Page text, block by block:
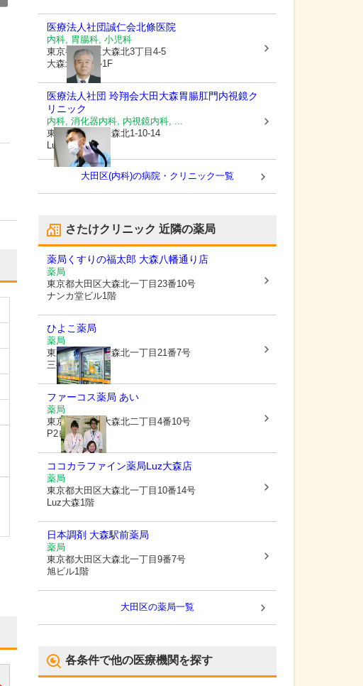
医療法人社団誠仁会北條医院
内科, 胃腸科, 小児科
東京都大田区大森北3丁目4-5
大森北誠ビル1F
医療法人社団 玲翔会大田大森胃腸肛門内視鏡ク
リニック
内科, 消化器内科, 内視鏡内科, ...
東京都大田区
大森北1-10-14
Luz大森6階
大田区(内科)の病院・クリニック一覧
さたけクリニック 近隣の薬局
薬局くすりの福太郎 大森八幡通り店
薬局
東京都大田区大森北一丁目23番10号
ナンカ堂ビル1階
ひよこ薬局
薬局
東京都大田区大森北一丁目21番7号
三井ビル103号
ファーコス薬局 あい
薬局
東京都大田区 大森北二丁目4番10号
P2ビル1階
ココカラファイン薬局Luz大森店
薬局
東京都大田区大森北一丁目10番14号
Luz大森1階
日本調剤 大森駅前薬局
薬局
東京都大田区大森北一丁目9番7号
旭ビル1階
大田区の薬局一覧
各条件で他の医療機関を探す